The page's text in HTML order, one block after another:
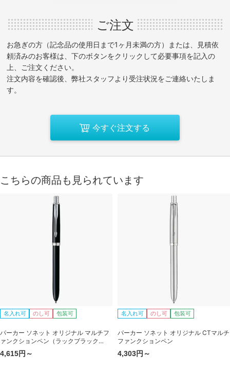
ご注文
お急ぎの方（記念品の使用日まで1ヶ月未満の方）または、見積依
頼済みのお客様は、下のボタンをクリックして必要事項を記入の
上、ご注文ください。
注文内容を確認後、弊社スタッフより受注状況をご連絡いたしま
す。
今すぐ注文する
こちらの商品も見られています
名入れ可 のし可 包装可
パーカー ソネット オリジナル マルチフ
ァンクションペン（ラックブラック
CT）
4,615円～
名入れ可 のし可 包装可
パーカー ソネット オリジナル CTマルチ
ファンクションペン
4,303円～